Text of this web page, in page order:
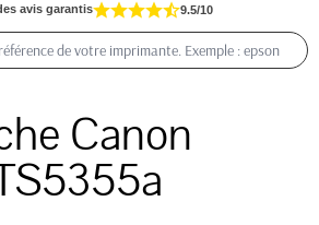
avis garantis 9.5/10
Canon